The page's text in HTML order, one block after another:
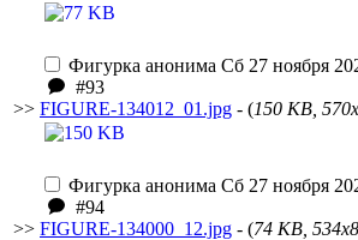
>>
Фигурка анонима Сб 27 ноября
#93
FIGURE-134012_01.jpg - (150 KB,
>>
Фигурка анонима Сб 27 ноября
#94
FIGURE-134000_12.jpg - (74 KB,